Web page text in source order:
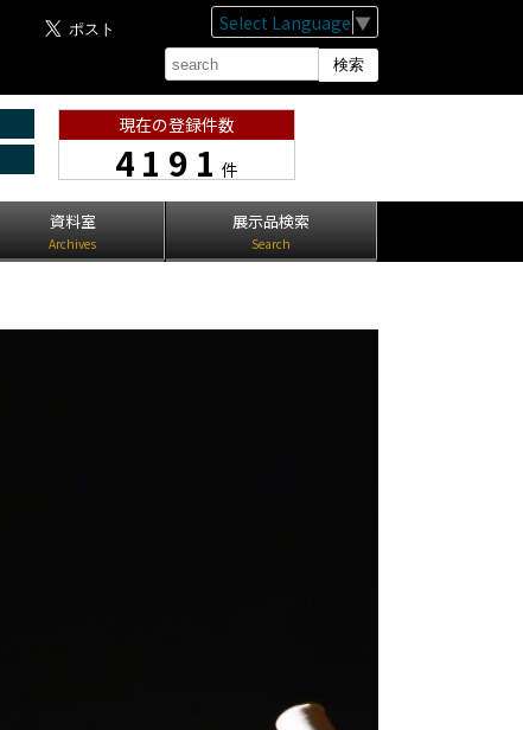
Select Language ▼
現在の登録件数
4191件
資料室
Archives
展示品検索
Search